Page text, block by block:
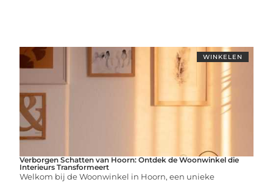
WINKELEN
Verborgen Schatten van Hoorn: Ontdek de Woonwinkel die
Interieurs Transformeert
Welkom bij de Woonwinkel in Hoorn, een unieke